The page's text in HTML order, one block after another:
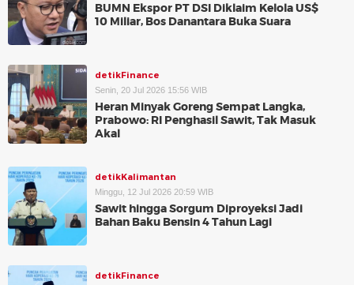
BUMN Ekspor PT DSI Diklaim Kelola US$
10 Miliar, Bos Danantara Buka Suara
detikFinance
Senin, 20 Jul 2026 15:56 WIB
Heran Minyak Goreng Sempat Langka,
Prabowo: RI Penghasil Sawit, Tak Masuk
Akal
detikKalimantan
Minggu, 12 Jul 2026 20:59 WIB
Sawit hingga Sorgum Diproyeksi Jadi
Bahan Baku Bensin 4 Tahun Lagi
detikFinance